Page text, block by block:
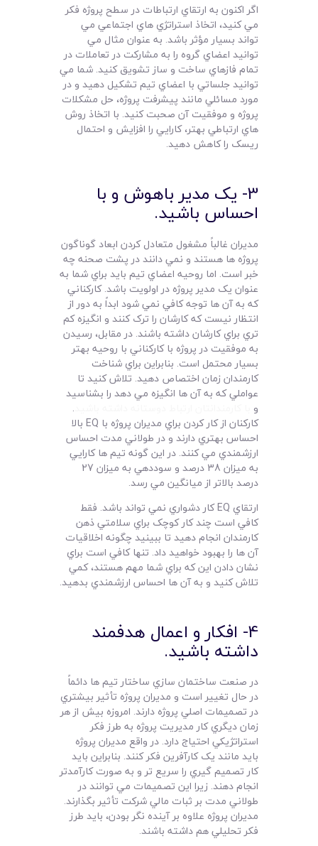
اگر اکنون به ارتقاي ارتباطات در سطح پروژه فکر
مي کنيد، اتخاذ استراتژي هاي اجتماعي مي
تواند بسيار مؤثر باشد. به عنوان مثال مي
توانيد اعضاي گروه را به مشارکت در تعاملات در
تمام فازهاي ساخت و ساز تشويق کنيد. شما مي
توانيد جلساتي با اعضاي تيم تشکيل دهيد و در
مورد مسائلي مانند پيشرفت پروژه، حل مشکلات
پروژه و موفقيت آن صحبت کنيد. با اتخاذ روش
هاي ارتباطي بهتر، کارايي را افزايش و احتمال
ريسک را کاهش دهيد.
3- يک مدير باهوش و با
احساس باشيد.
مديران غالباً مشغول متعادل کردن ابعاد گوناگون
پروژه ها هستند و نمي دانند در پشت صحنه چه
خبر است. اما روحيه اعضاي تيم بايد براي شما به
عنوان يک مدير پروژه در اولويت باشد. کارکناني
که به آن ها توجه کافي نمي شود ابداً به دور از
انتظار نيست که کارشان را ترک کنند و انگيزه کم
تري براي کارشان داشته باشند. در مقابل، رسيدن
به موفقيت در پروژه با کارکناني با روحيه بهتر
بسيار محتمل است. بنابراين براي شناخت
کارمندان زمان اختصاص دهيد. تلاش کنيد تا
عواملي که به آن ها انگيزه مي دهد را بشناسيد
و
.
کارکنان از کار کردن براي مديران پروژه با EQ بالا
احساس بهتري دارند و در طولاني مدت احساس
ارزشمندي مي کنند. در اين گونه تيم ها کارايي
به ميزان 38 درصد و سوددهي به ميزان 27
درصد بالاتر از ميانگين مي رسد.
ارتقاي EQ کار دشواري نمي تواند باشد. فقط
کافي است چند کار کوچک براي سلامتي ذهن
کارمندان انجام دهيد تا ببينيد چگونه اخلاقيات
آن ها را بهبود خواهيد داد. تنها کافي است براي
نشان دادن اين که براي شما مهم هستند، کمي
تلاش کنيد و به آن ها احساس ارزشمندي بدهيد.
4- افکار و اعمال هدفمند
داشته باشيد.
در صنعت ساختمان سازي ساختار تيم ها دائماً
در حال تغيير است و مديران پروژه تأثير بيشتري
در تصميمات اصلي پروژه دارند. امروزه بيش از هر
زمان ديگري کار مديريت پروژه به طرز فکر
استراتژيکي احتياج دارد. در واقع مديران پروژه
بايد مانند يک کارآفرين فکر کنند. بنابراين بايد
کار تصميم گيري را سريع تر و به صورت کارآمدتر
انجام دهند. زيرا اين تصميمات مي توانند در
طولاني مدت بر ثبات مالي شرکت تأثير بگذارند.
مديران پروژه علاوه بر آينده نگر بودن، بايد طرز
فکر تحليلي هم داشته باشند.